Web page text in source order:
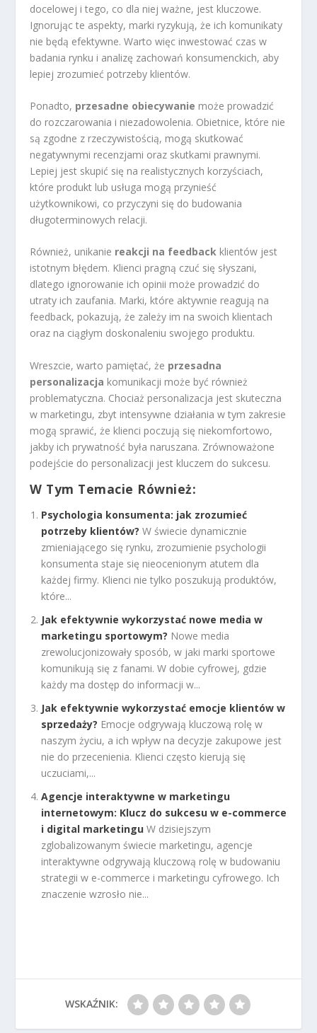
docelowej i tego, co dla niej ważne, jest kluczowe.
Ignorując te aspekty, marki ryzykują, że ich komunikaty
nie będą efektywne. Warto więc inwestować czas w
badania rynku i analizę zachowań konsumenckich, aby
lepiej zrozumieć potrzeby klientów.
Ponadto, przesadne obiecywanie może prowadzić
do rozczarowania i niezadowolenia. Obietnice, które nie
są zgodne z rzeczywistością, mogą skutkować
negatywnymi recenzjami oraz skutkami prawnymi.
Lepiej jest skupić się na realistycznych korzyściach,
które produkt lub usługa mogą przynieść
użytkownikowi, co przyczyni się do budowania
długoterminowych relacji.
Również, unikanie reakcji na feedback klientów jest
istotnym błędem. Klienci pragną czuć się słyszani,
dlatego ignorowanie ich opinii może prowadzić do
utraty ich zaufania. Marki, które aktywnie reagują na
feedback, pokazują, że zależy im na swoich klientach
oraz na ciągłym doskonaleniu swojego produktu.
Wreszcie, warto pamiętać, że przesadna
personalizacja komunikacji może być również
problematyczna. Chociaż personalizacja jest skuteczna
w marketingu, zbyt intensywne działania w tym zakresie
mogą sprawić, że klienci poczują się niekomfortowo,
jakby ich prywatność była naruszana. Zrównoważone
podejście do personalizacji jest kluczem do sukcesu.
W Tym Temacie Również:
Psychologia konsumenta: jak zrozumieć
potrzeby klientów? W świecie dynamicznie
zmieniającego się rynku, zrozumienie psychologii
konsumenta staje się nieocenionym atutem dla
każdej firmy. Klienci nie tylko poszukują produktów,
które...
Jak efektywnie wykorzystać nowe media w
marketingu sportowym? Nowe media
zrewolucjonizowały sposób, w jaki marki sportowe
komunikują się z fanami. W dobie cyfrowej, gdzie
każdy ma dostęp do informacji w...
Jak efektywnie wykorzystać emocje klientów w
sprzedaży? Emocje odgrywają kluczową rolę w
naszym życiu, a ich wpływ na decyzje zakupowe jest
nie do przecenienia. Klienci często kierują się
uczuciami,...
Agencje interaktywne w marketingu
internetowym: Klucz do sukcesu w e-commerce
i digital marketingu W dzisiejszym
zglobalizowanym świecie marketingu, agencje
interaktywne odgrywają kluczową rolę w budowaniu
strategii w e-commerce i marketingu cyfrowego. Ich
znaczenie wzrosło nie...
WSKAŹNIK: